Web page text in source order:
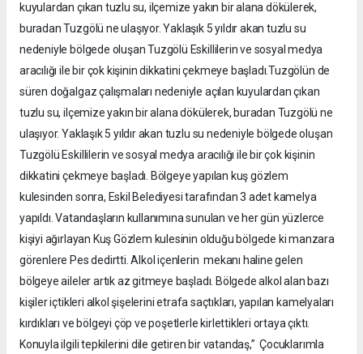
kuyulardan çıkan tuzlu su, ilçemize yakın bir alana dökülerek,
buradan Tuzgölü ne ulaşıyor. Yaklaşık 5 yıldır akan tuzlu su
nedeniyle bölgede oluşan Tuzgölü Eskillilerin ve sosyal medya
aracılığı ile bir çok kişinin dikkatini çekmeye başladı.Tuzgölün de
süren doğalgaz çalışmaları nedeniyle açılan kuyulardan çıkan
tuzlu su, ilçemize yakın bir alana dökülerek, buradan Tuzgölü ne
ulaşıyor. Yaklaşık 5 yıldır akan tuzlu su nedeniyle bölgede oluşan
Tuzgölü Eskillilerin ve sosyal medya aracılığı ile bir çok kişinin
dikkatini çekmeye başladı. Bölgeye yapılan kuş gözlem
kulesinden sonra, Eskil Belediyesi tarafından 3 adet kamelya
yapıldı. Vatandaşların kullanımına sunulan ve her gün yüzlerce
kişiyi ağırlayan Kuş Gözlem kulesinin olduğu bölgede ki manzara
görenlere Pes dedirtti. Alkol içenlerin mekanı haline gelen
bölgeye aileler artık az gitmeye başladı. Bölgede alkol alan bazı
kişiler içtikleri alkol şişelerini etrafa saçtıkları, yapılan kamelyaları
kırdıkları ve bölgeyi çöp ve poşetlerle kirlettikleri ortaya çıktı.
Konuyla ilgili tepkilerini dile getiren bir vatandaş,” Çocuklarımla